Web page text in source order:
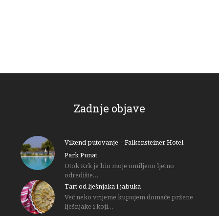
Zadnje objave
Vikend putovanje – Falkensteiner Hotel
Park Punat
Otok Krk je bio moje omiljeno ljetno
odredište…
Tart od lješnjaka i jabuka
Već neko vrijeme kupujem domaće pržene
lješnjake i koji…